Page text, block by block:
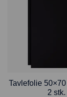
Tavlefolie
2 stk.